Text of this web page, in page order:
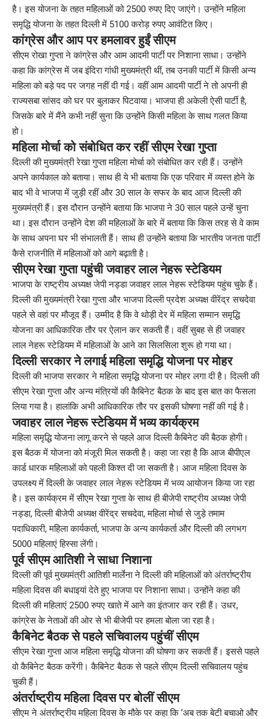
है। इस योजना के तहत महिलाओं को 2500 रुपए दिए जाएंगे। उन्होंने महिला
समृद्धि योजना के तहत दिल्ली में 5100 करोड़ रुपए आवंटित किए।
कांग्रेस और आप पर हमलावर हुईं सीएम
सीएम रोखा गुप्ता ने कांग्रेस और आम आदमी पार्टी पर निशाना साधा। उन्होंने
कहा कि कांग्रेस में जब इंदिरा गांधी मुख्यमंत्री थीं, तब उनकी पार्टी में किसी अन्य
महिला को बड़े पद पर जगह नहीं दी गई। वहीं आम आदमी पार्टी ने तो अपनी ही
राज्यसबा सांसद को घर पर बुलाकर पिटवाया। भाजपा ही अकेली ऐसी पार्टी है,
जिसके बारे में मैंने कभी नहीं सुना कि उन्होंने किसी महिला के साथ गलत किया
हो।
महिला मोर्चा को संबोधित कर रहीं सीएम रेखा गुप्ता
दिल्ली की मुख्यमंत्री रेखा गुप्ता महिला मोर्चा को संबोधित कर रही हैं। उन्होंने
अपने कार्यकाल को बताया। साथ ही ये भी बताया कि एक परिवार में व्यस्त होने के
बाद भी वे भाजपा में जुड़ी रहीं और 30 साल के सफर के बाद आज दिल्ली की
मुख्यमंत्री हैं। इस दौरान उन्होंने बताया कि भाजपा ने 30 साल पहले उन्हें चुना
था। इस दौरान उन्होंने देश की महिलाओं के बारे में बताया कि किस तरह से वे काम
के साथ अपना घर भी संभालती हैं। साथ ही उन्होंने बताया कि भारतीय जनता पार्टी
कैसे राजनीति में महिलाओं को आगे बढ़ाती है।
सीएम रेखा गुप्ता पहुंची जवाहर लाल नेहरू स्टेडियम
भाजपा के राष्ट्रीय अध्यक्ष जेपी नड्डा जवाहर लाल नेहरू स्‍टेडियम पहुंच चुके हैं।
दिल्ली की मुख्यमंत्री रेखा गुप्ता और भाजपा दिल्ली प्रदेश अध्यक्ष वीरेंद्र सचदेवा
पहले से वहां पर मौजूद हैं। उम्मीद है कि वे थोड़ी देर में महिला सम्‍मान समृद्धि
योजना का आधिकारिक तौर पर ऐलान कर सकती हैं। वहीं सुबह से ही जवाहर
लाल नेहरू स्टेडियम में महिलाओं के आने का सिलसिला शुरू हो गया था।
दिल्ली सरकार ने लगाई महिला समृद्धि योजना पर मोहर
दिल्ली की भाजपा सरकार ने महिला समृद्धि योजना पर मोहर लगा दी है। दिल्ली की
सीएम रेखा गुप्‍ता और अन्‍य मंत्रियों की कैबिनेट बैठक के बाद इस बात का फैसला
लिया गया है। हालांकि अभी आधिकारिक तौर पर इसकी घोषणा नहीं की गई है।
जवाहर लाल नेहरू स्टेडियम में भव्य कार्यक्रम
महिला समृद्धि योजना लागू करने से पहले आज दिल्ली कैबिनेट की बैठक होगी।
इस बैठक में योजना को मंजूरी मिल सकती है। कहा जा रहा है कि आज बीपीएल
कार्ड धारक महिलाओं को पहली किश्त दी जा सकती है। आज महिला दिवस के
उपलक्ष्य में दिल्ली के जवाहर लाल नेहरू स्टेडियम में भव्य आयोजन किया जा रहा
है। इस कार्यक्रम में सीएम रेखा गुप्ता के साथ ही बीजेपी राष्ट्रीय अध्यक्ष जेपी
नड्डा, दिल्ली बीजेपी अध्यक्ष वीरेंद्र सचदेवा, महिला मोर्चा से जुड़े तमाम
पदाधिकारी, महिला कार्यकर्ता, भाजपा के अन्य कार्यकर्ता और दिल्ली की लगभग
5000 महिलाएं हिस्सा लेंगी।
पूर्व सीएम आतिशी ने साधा निशाना
दिल्ली की पूर्व मुख्यमंत्री आतिशी मार्लेना ने दिल्ली की महिलाओं को अंतर्राष्ट्रीय
महिला दिवस की बधाइयां देते हुए भाजपा पर निशाना साधा। उन्होंने कहा की
दिल्ली की महिलाएं 2500 रुपए खाते में आने का इंतजार कर रही हैं। उधर,
कांग्रेस के नेताओं की ओर से भी बीजेपी पर हमला बोला जा रहा है।
कैबिनेट बैठक से पहले सचिवालय पहुंचीं सीएम
सीएम रेखा गुप्ता आज महिला समृद्धि योजना की घोषणा कर सकती हैं। इससे पहले
वो कैबिनेट बैठक करेंगी। कैबिनेट बैठक से पहले सीएम दिल्ली सचिवालय पहुंच
चुकी हैं।
अंतर्राष्ट्रीय महिला दिवस पर बोलीं सीएम
सीएम ने अंतर्राष्ट्रीय महिला दिवस के मौके पर कहा कि ‘अब तक बेटी बचाओ और